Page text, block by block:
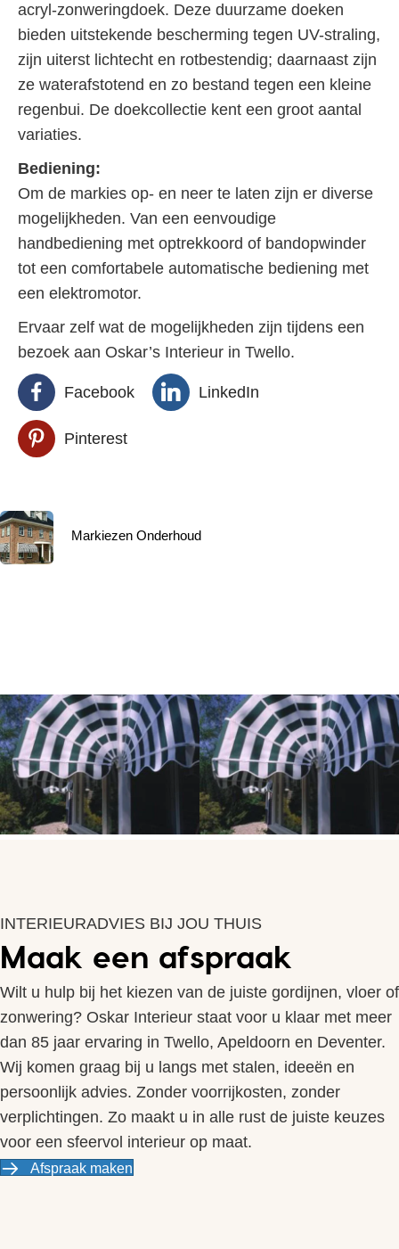
acryl-zonweringdoek. Deze duurzame doeken
bieden uitstekende bescherming tegen UV-straling,
zijn uiterst lichtecht en rotbestendig; daarnaast zijn
ze waterafstotend en zo bestand tegen een kleine
regenbui. De doekcollectie kent een groot aantal
variaties.
Bediening:
Om de markies op- en neer te laten zijn er diverse
mogelijkheden. Van een eenvoudige
handbediening met optrekkoord of bandopwinder
tot een comfortabele automatische bediening met
een elektromotor.
Ervaar zelf wat de mogelijkheden zijn tijdens een
bezoek aan Oskar’s Interieur in Twello.
Facebook LinkedIn
Pinterest
Markiezen Onderhoud
INTERIEURADVIES BIJ JOU THUIS
Maak een afspraak
Wilt u hulp bij het kiezen van de juiste gordijnen, vloer of
zonwering? Oskar Interieur staat voor u klaar met meer
dan 85 jaar ervaring in Twello, Apeldoorn en Deventer.
Wij komen graag bij u langs met stalen, ideeën en
persoonlijk advies. Zonder voorrijkosten, zonder
verplichtingen. Zo maakt u in alle rust de juiste keuzes
voor een sfeervol interieur op maat.
Afspraak maken